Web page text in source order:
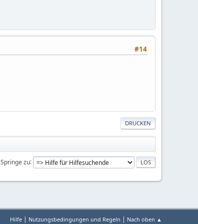
#14
DRUCKEN
Springe zu
Hilfe | Nutzungsbedingungen und Regeln | Nach oben ▲